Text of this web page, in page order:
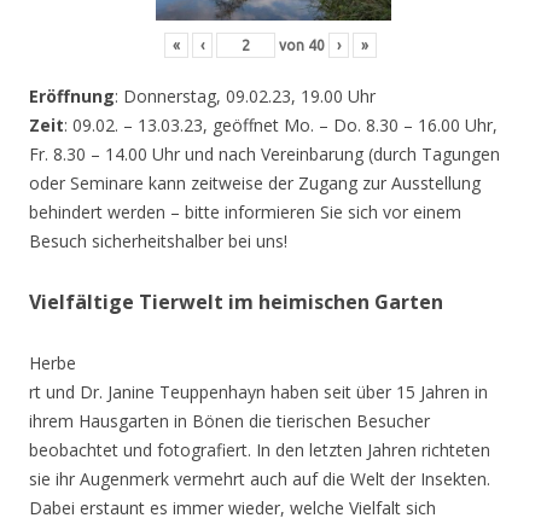
« ‹ von 40 › »
Eröffnung: Donnerstag, 09.02.23, 19.00 Uhr
Zeit: 09.02. – 13.03.23, geöffnet Mo. – Do. 8.30 – 16.00 Uhr,
Fr. 8.30 – 14.00 Uhr und nach Vereinbarung (durch Tagungen
oder Seminare kann zeitweise der Zugang zur Ausstellung
behindert werden – bitte informieren Sie sich vor einem
Besuch sicherheitshalber bei uns!
Vielfältige Tierwelt im heimischen Garten
Herbe
rt und Dr. Janine Teuppenhayn haben seit über 15 Jahren in
ihrem Hausgarten in Bönen die tierischen Besucher
beobachtet und fotografiert. In den letzten Jahren richteten
sie ihr Augenmerk vermehrt auch auf die Welt der Insekten.
Dabei erstaunt es immer wieder, welche Vielfalt sich